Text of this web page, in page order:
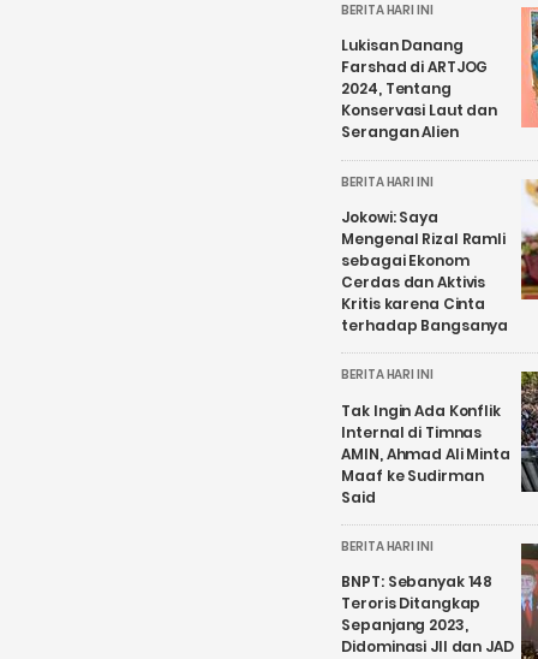
BERITA HARI INI
Lukisan Danang
Farshad di ARTJOG
2024, Tentang
Konservasi Laut dan
Serangan Alien
BERITA HARI INI
Jokowi: Saya
Mengenal Rizal Ramli
sebagai Ekonom
Cerdas dan Aktivis
Kritis karena Cinta
terhadap Bangsanya
BERITA HARI INI
Tak Ingin Ada Konflik
Internal di Timnas
AMIN, Ahmad Ali Minta
Maaf ke Sudirman
Said
BERITA HARI INI
BNPT: Sebanyak 148
Teroris Ditangkap
Sepanjang 2023,
Didominasi JII dan JAD